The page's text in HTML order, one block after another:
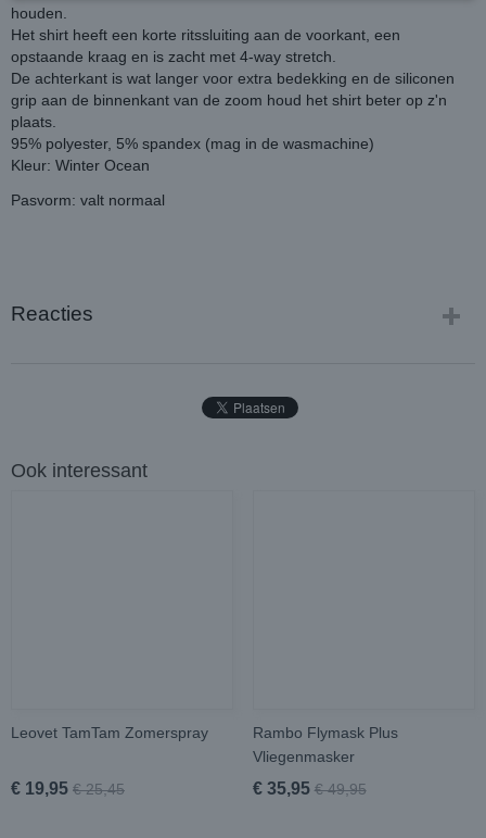
houden.
Het shirt heeft een korte ritssluiting aan de voorkant, een
opstaande kraag en is zacht met 4-way stretch.
De achterkant is wat langer voor extra bedekking en de siliconen
grip aan de binnenkant van de zoom houd het shirt beter op z'n
plaats.
95% polyester, 5% spandex (mag in de wasmachine)
Kleur: Winter Ocean
Pasvorm: valt normaal
Reacties
Ook interessant
Leovet TamTam Zomerspray
€ 19,95 € 25,45
Rambo Flymask Plus
Vliegenmasker
€ 35,95 € 49,95